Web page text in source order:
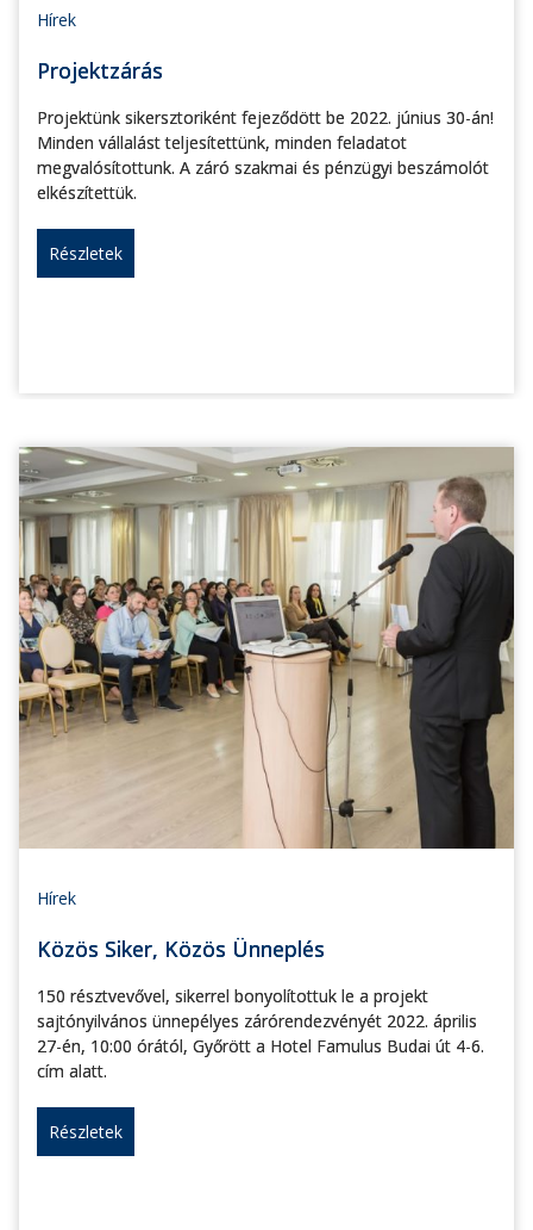
Hírek
Projektzárás
Projektünk sikersztoriként fejeződött be 2022. június 30-án!
Minden vállalást teljesítettünk, minden feladatot
megvalósítottunk. A záró szakmai és pénzügyi beszámolót
elkészítettük.
Részletek
Hírek
Közös Siker, Közös Ünneplés
150 résztvevővel, sikerrel bonyolítottuk le a projekt
sajtónyilvános ünnepélyes zárórendezvényét 2022. április
27-én, 10:00 órától, Győrött a Hotel Famulus Budai út 4-6.
cím alatt.
Részletek